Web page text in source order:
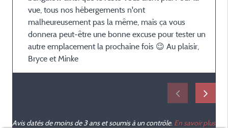
vue, tous nos hébergements n'ont
malheureusement pas la même, mais ça vous
donnera peut-être une bonne excuse pour tester un
autre emplacement la prochaine fois 😉 Au plaisir,
Bryce et Minke
Avis datés de moins de 3 ans et soumis à un contrôle. En savoir plus